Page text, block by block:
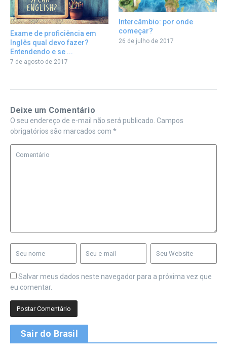
Exame de proficiência em
Inglês qual devo fazer?
Entendendo e se ...
7 de agosto de 2017
Intercâmbio: por onde
começar?
26 de julho de 2017
Deixe um Comentário
O seu endereço de e-mail não será publicado. Campos
obrigatórios são marcados com *
Salvar meus dados neste navegador para a próxima vez que
eu comentar.
Sair do Brasil